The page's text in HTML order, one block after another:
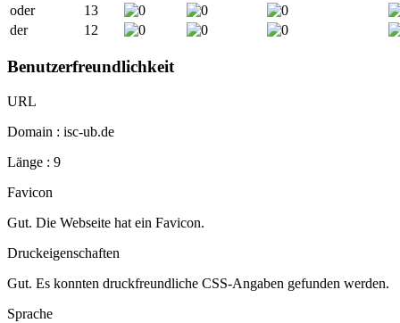
oder
13
der
12
Benutzerfreundlichkeit
URL
Domain : isc-ub.de
Länge : 9
Favicon
Gut. Die Webseite hat ein Favicon.
Druckeigenschaften
Gut. Es konnten druckfreundliche CSS-Angaben gefunden werden.
Sprache